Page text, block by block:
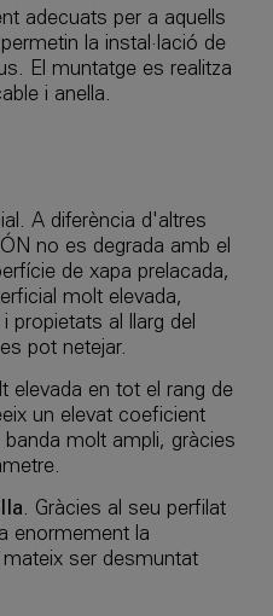
adecuats per a aquells
la instal·lació de
El muntatge es realitza
i anella.
A diferència d'altres
no es degrada amb el
de xapa prelacada,
molt elevada,
propietats al llarg del
pot netejar.
elevada en tot el rang de
un elevat coeficient
molt ampli, gràcies
. Gràcies al seu perfilat
enormement la
mateix ser desmuntat